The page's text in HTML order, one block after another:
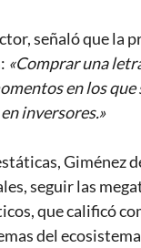
señaló que
«Comprar una
en los
inversores.»
Giménez
seguir las
que calificó
del